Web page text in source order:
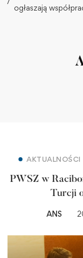
ogłaszają
AKTUALNOŚCI
PWSZ w
Turcji
ANS